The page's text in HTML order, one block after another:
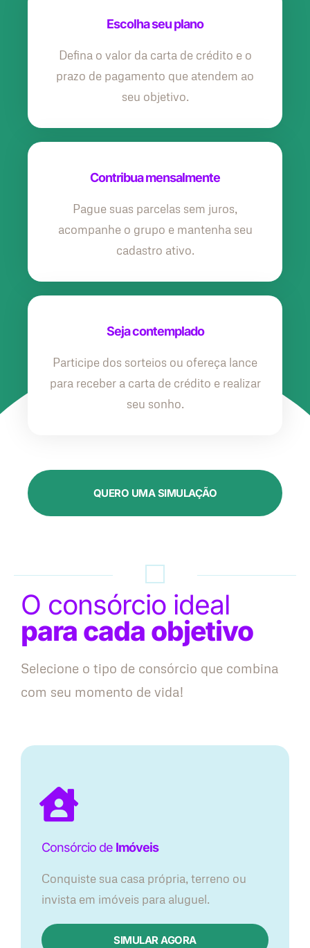
Escolha seu plano
Defina o valor da carta de crédito e o
prazo de pagamento que atendem ao
seu objetivo.
Contribua mensalmente
Pague suas parcelas sem juros,
acompanhe o grupo e mantenha seu
cadastro ativo.
Seja contemplado
Participe dos sorteios ou ofereça lance
para receber a carta de crédito e realizar
seu sonho.
QUERO UMA SIMULAÇÃO
O consórcio ideal
para cada objetivo
Selecione o tipo de consórcio que combina
com seu momento de vida!
Consórcio de Imóveis
Conquiste sua casa própria, terreno ou
invista em imóveis para aluguel.
SIMULAR AGORA​